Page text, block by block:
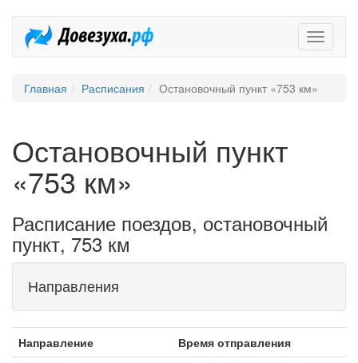
Главная Расписания Остановочный пункт «753 км»
Остановочный пункт
«753 км»
Расписание поездов, остановочный
пункт, 753 км
Направления
Направление
Время отправления